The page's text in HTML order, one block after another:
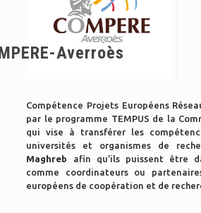
Averroès
Compétence Projets Européens
par le programme TEMPUS de la
qui vise à transférer les
universités et organismes de
Maghreb
afin qu’ils puissent être
comme coordinateurs ou
européens de coopération et de